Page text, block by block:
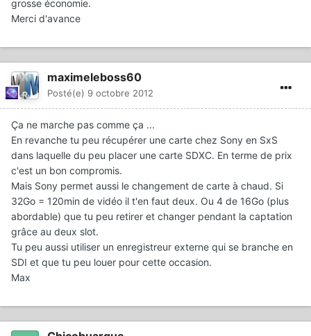
grosse économie.
Merci d'avance
maximeleboss60
Posté(e) 9 octobre 2012
Ça ne marche pas comme ça ...
En revanche tu peu récupérer une carte chez Sony en SxS
dans laquelle du peu placer une carte SDXC. En terme de prix
c'est un bon compromis.
Mais Sony permet aussi le changement de carte à chaud. Si
32Go = 120min de vidéo il t'en faut deux. Ou 4 de 16Go (plus
abordable) que tu peu retirer et changer pendant la captation
grâce au deux slot.
Tu peu aussi utiliser un enregistreur externe qui se branche en
SDI et que tu peu louer pour cette occasion.
Max